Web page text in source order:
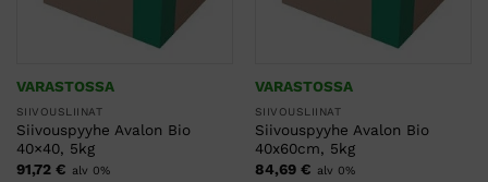
VARASTOSSA
SIIVOUSLIINAT
Siivouspyyhe Avalon Bio
40×40, 5kg
91,72 € alv 0%
VARASTOSSA
SIIVOUSLIINAT
Siivouspyyhe Avalon Bio
40x60cm, 5kg
84,69 € alv 0%